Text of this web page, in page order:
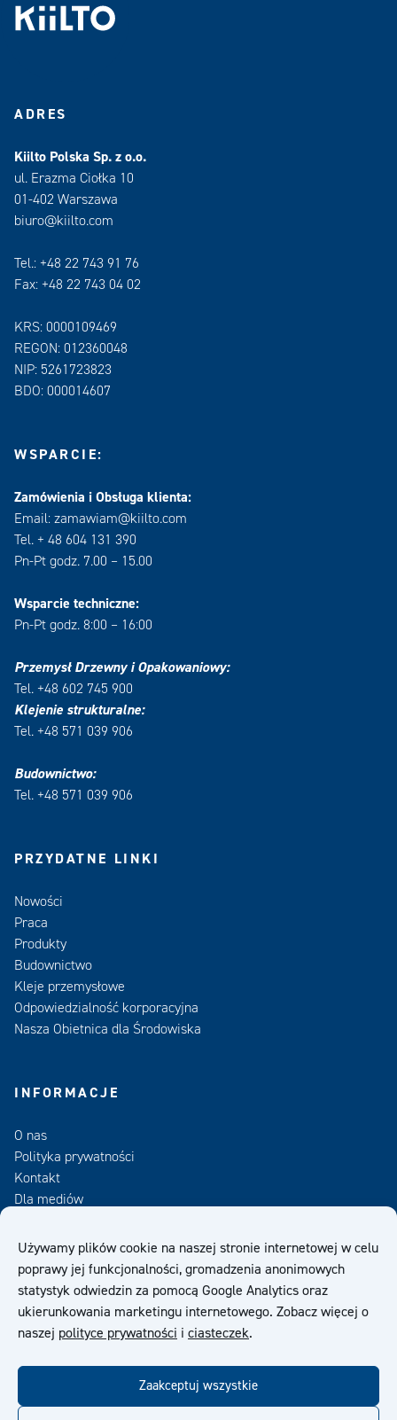
Używamy plików cookie na naszej stronie internetowej w celu
poprawy jej funkcjonalności, gromadzenia anonimowych
statystyk odwiedzin za pomocą Google Analytics oraz
ukierunkowania marketingu internetowego. Zobacz więcej o
naszej polityce prywatności i ciasteczek.
Zaakceptuj wszystkie
ADRES
Kiilto Polska Sp. z o.o.
ul. Erazma Ciołka 10
01-402 Warszawa
biuro@kiilto.com
Tel.: +48 22 743 91 76
Fax: +48 22 743 04 02
KRS: 0000109469
REGON: 012360048
NIP: 5261723823
BDO: 000014607
WSPARCIE:
Zamówienia i Obsługa klienta:
Email: zamawiam@kiilto.com
Tel. + 48 604 131 390
Pn-Pt godz. 7.00 – 15.00
Wsparcie techniczne:
Pn-Pt godz. 8:00 – 16:00
Przemysł Drzewny i Opakowaniowy:
Tel. +48 602 745 900
Klejenie strukturalne:
Tel. +48 571 039 906
Budownictwo:
Tel. +48 571 039 906
PRZYDATNE LINKI
Nowości
Praca
Produkty
Budownictwo
Kleje przemysłowe
Odpowiedzialność korporacyjna
Nasza Obietnica dla Środowiska
INFORMACJE
O nas
Polityka prywatności
Kontakt
Dla mediów
Zamów Newsletter
OWS